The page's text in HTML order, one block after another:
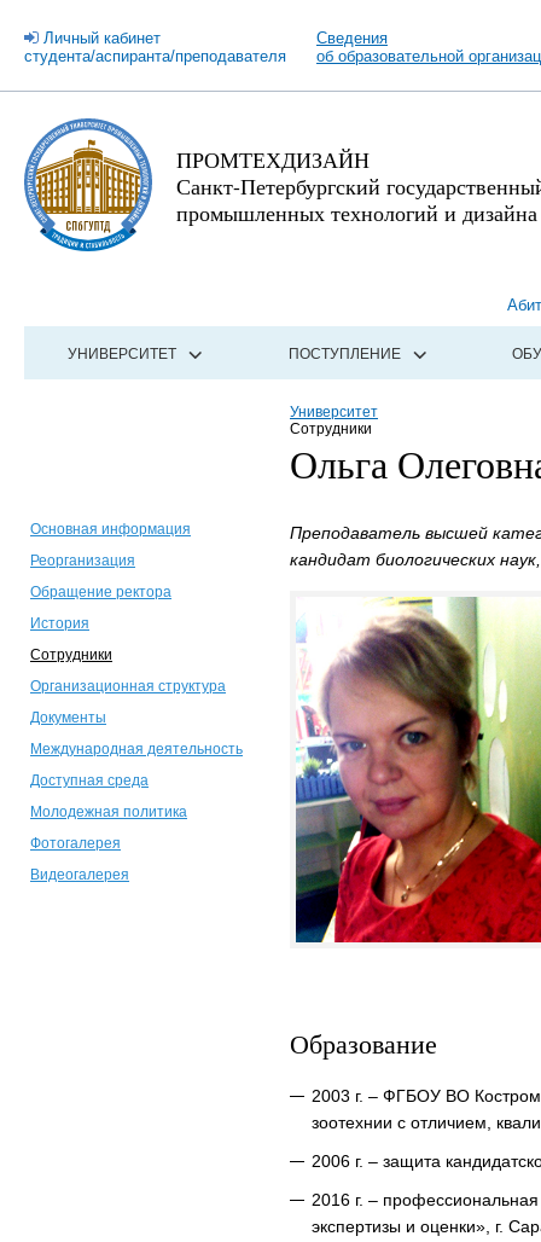
Личный кабинет
студента/аспиранта/преподавателя
Сведения
об образовательной
ПРОМТЕХДИЗАЙН
Санкт-Петербургский
промышленных технологий и дизайна
УНИВЕРСИТЕТ ПОСТУПЛЕНИЕ
Университет
Сотрудники
Ольга
Основная информация
Реорганизация
Обращение ректора
История
Сотрудники
Организационная структура
Документы
Международная деятельность
Доступная среда
Молодежная политика
Фотогалерея
Видеогалерея
Преподаватель высшей
кандидат биологических
Образование
2003 г. – ФГБОУ ВО
зоотехнии с отличием,
2006 г. – защита
2016 г. –
экспертизы и оценки», г.